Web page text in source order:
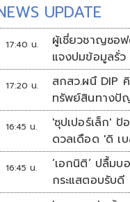
UPDATE
17:40 น.
ผู้เชี่ยวชาญซอฟ
แจงปมข้อมูลรั่ว
ผ่านจนท.หลุด ไ
17:20 น.
สกสว.ผนึ DIP
ทรัพย์สินทางปั
ไทยสู่อนาคต
16:45 น.
'ซุปเปอร์เล็ก'
ดวลเดือด 'ดิ เ
4
16:45 น.
‘เอกนิติ’ ปลื้ม
กระแสตอบรับดี
จัดสรร2.2หมื่น